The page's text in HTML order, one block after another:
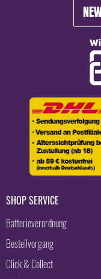
SHOP SERVICE
Batterieverordnung
Bestellvorgang
Click & Collect